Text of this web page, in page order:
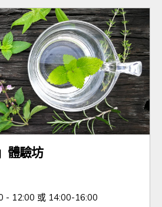
體驗坊
- 12:00 或 14:00-16:00